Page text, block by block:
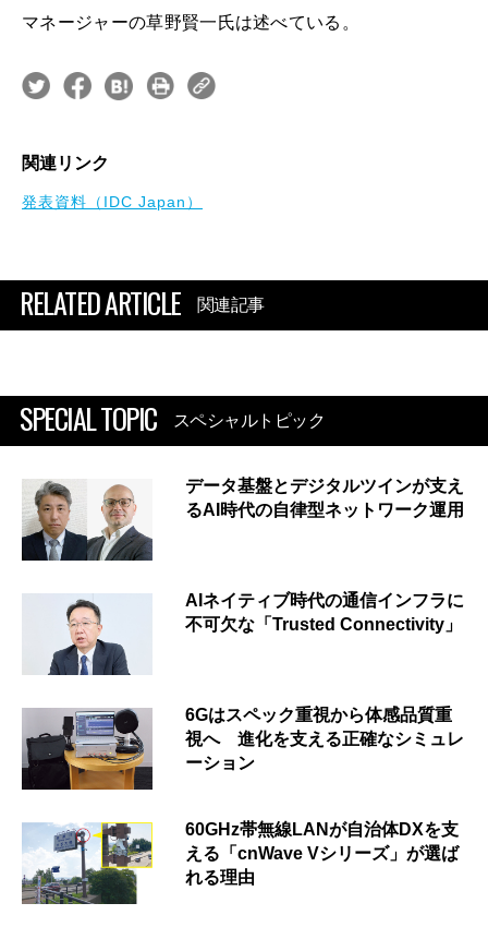
マネージャーの草野賢一氏は述べている。
関連リンク
発表資料（IDC Japan）
RELATED ARTICLE 関連記事
SPECIAL TOPIC スペシャルトピック
データ基盤とデジタルツインが支え
るAI時代の自律型ネットワーク運用
AIネイティブ時代の通信インフラに
不可欠な「Trusted Connectivity」
6Gはスペック重視から体感品質重
視へ 進化を支える正確なシミュレ
ーション
60GHz帯無線LANが自治体DXを支
える「cnWave Vシリーズ」が選ば
れる理由